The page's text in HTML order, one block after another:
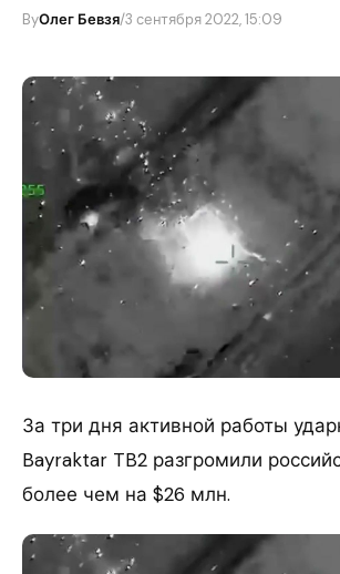
ByОлег Бевзя/3 сентября 2022, 15:09
За три дня активной работы
Bayraktar TB2 разгромили
более чем на $26 млн.